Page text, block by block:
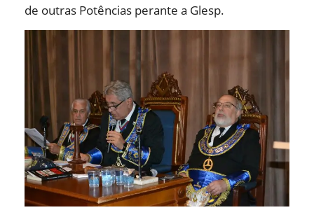
de outras Potências perante a Glesp.